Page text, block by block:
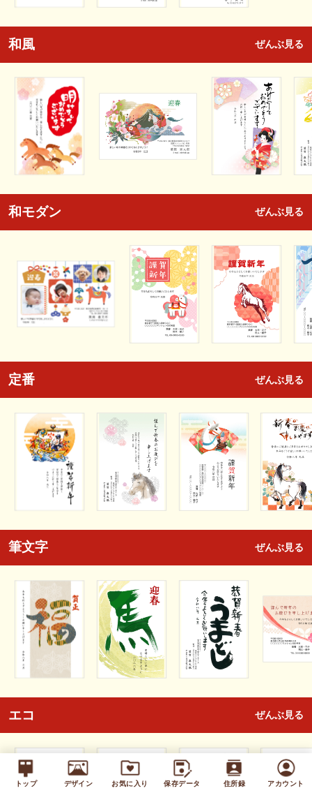
トップ デザイン お気に入り 保存データ 住所録 アカウント
和風 ぜんぶ見る
和モダン ぜんぶ見る
定番 ぜんぶ見る
筆文字 ぜんぶ見る
エコ ぜんぶ見る